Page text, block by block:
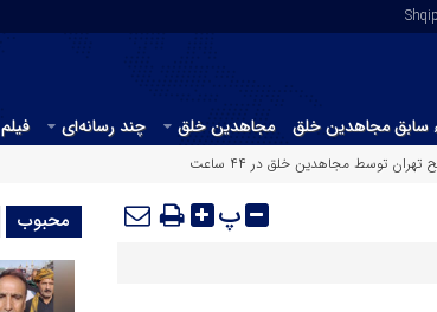
Shqip
سابق مجاهدین خلق مجاهدین خلق چند رسانه‌ای فیلم
توسط مجاهدین خلق در ۴۴ ساعت
پ محبوب